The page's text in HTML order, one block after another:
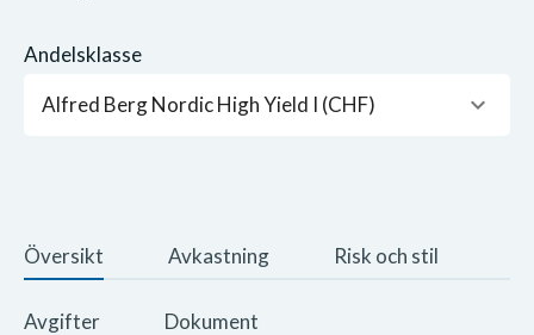
Andelsklasse
Alfred Berg Nordic High Yield I (CHF)
keyboard_arrow_down
Översikt Avkastning Risk och stil
Avgifter Dokument